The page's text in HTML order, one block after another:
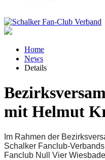
Home
News
Details
mit Helmut
Im Rahmen der
Schalker Fanclub-
Fanclub Null Vier